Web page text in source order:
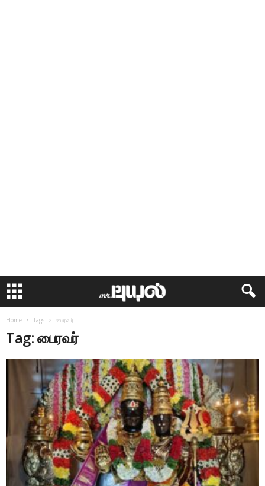
Home Tags பைரவர்
Tag: பைரவர்